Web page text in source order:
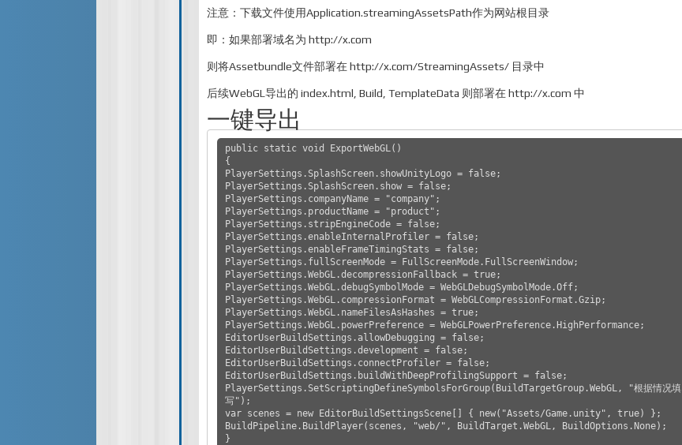
注意：下载文件使用Application.streamingAssetsPath作为网站根目录
即：如果部署域名为 http://x.com
则将Assetbundle文件部署在 http://x.com/StreamingAssets/ 目录中
后续WebGL导出的 index.html, Build, TemplateData 则部署在 http://x.com 中
一键导出
public static void ExportWebGL()
{
PlayerSettings.SplashScreen.showUnityLogo = false;
PlayerSettings.SplashScreen.show = false;
PlayerSettings.companyName = "company";
PlayerSettings.productName = "product";
PlayerSettings.stripEngineCode = false;
PlayerSettings.enableInternalProfiler = false;
PlayerSettings.enableFrameTimingStats = false;
PlayerSettings.fullScreenMode = FullScreenMode.FullScreenWindow;
PlayerSettings.WebGL.decompressionFallback = true;
PlayerSettings.WebGL.debugSymbolMode = WebGLDebugSymbolMode.Off;
PlayerSettings.WebGL.compressionFormat = WebGLCompressionFormat.Gzip;
PlayerSettings.WebGL.nameFilesAsHashes = true;
PlayerSettings.WebGL.powerPreference = WebGLPowerPreference.HighPerformance;
EditorUserBuildSettings.allowDebugging = false;
EditorUserBuildSettings.development = false;
EditorUserBuildSettings.connectProfiler = false;
EditorUserBuildSettings.buildWithDeepProfilingSupport = false;
PlayerSettings.SetScriptingDefineSymbolsForGroup(BuildTargetGroup.WebGL, "根据情况填
写");
var scenes = new EditorBuildSettingsScene[] { new("Assets/Game.unity", true) };
BuildPipeline.BuildPlayer(scenes, "web/", BuildTarget.WebGL, BuildOptions.None);
}